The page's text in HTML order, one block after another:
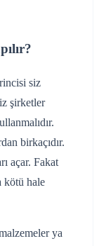
siz
şirketler
birkaçıdır.
açar. Fakat
kötü hale
ya